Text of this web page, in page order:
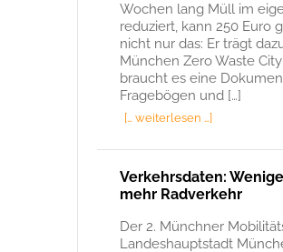
Wochen lang Müll im
reduziert, kann 250 Euro
nicht nur das: Er trägt
München Zero Waste
braucht es eine
Fragebögen und […]
[… weiterlesen …]
Verkehrsdaten:
mehr Radverkehr
Der 2. Münchner
Landeshauptstadt